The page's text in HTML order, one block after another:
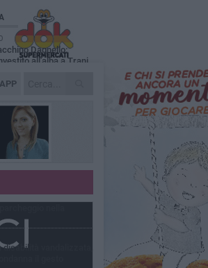
APP
Dagnello:
all'alba a Trani
benzinaio col
mattina
dell'evento
Nasce il servizio
vandalizzata,